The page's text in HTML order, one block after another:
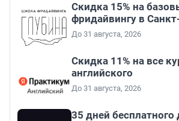
Скидка 15% на
фридайвингу в
До 31 августа, 2026
Скидка 11% на все
английского
До 31 августа, 2026
35 дней бесплатного